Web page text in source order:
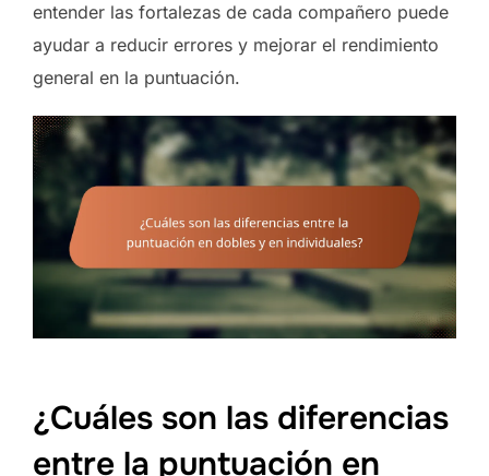
entender las fortalezas de cada compañero puede
ayudar a reducir errores y mejorar el rendimiento
general en la puntuación.
¿Cuáles son las diferencias
entre la puntuación en